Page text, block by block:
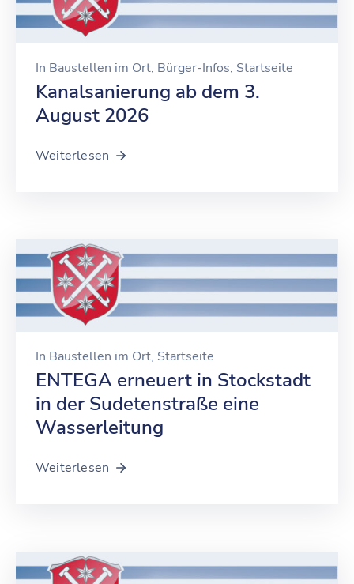
In Baustellen im Ort‚ Bürger-Infos‚ Startseite
Kanalsanierung ab dem 3.
August 2026
Weiterlesen
In Baustellen im Ort‚ Startseite
ENTEGA erneuert in Stockstadt
in der Sudetenstraße eine
Wasserleitung
Weiterlesen